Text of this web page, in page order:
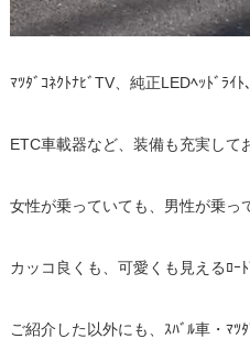
ﾏﾂﾀﾞｺﾈｸﾄﾅﾋﾞTV、純正LEDﾍｯﾄﾞﾗｲ
ETC車載器など、装備も充実して
女性が乗っていても、男性が乗っ
カッコ良くも、可愛くも見えるﾛｰﾄ
ご紹介した以外にも、ｽﾊﾞﾙ車・ﾏﾂ